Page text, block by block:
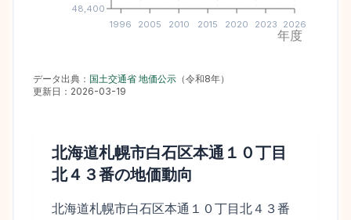
1996 2005 2010 2015 2020 2023 2026
年度
48,400
データ出典： 国土交通省 地価公示 （令和8年）
更新日： 2026-03-19
北海道札幌市白石区本通１０丁目
北４３番の地価動向
北海道札幌市白石区本通１０丁目北４３番